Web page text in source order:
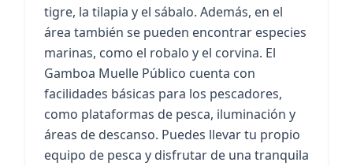
tigre, la tilapia y el sábalo. Además, en el
área también se pueden encontrar especies
marinas, como el robalo y el corvina. El
Gamboa Muelle Público cuenta con
facilidades básicas para los pescadores,
como plataformas de pesca, iluminación y
áreas de descanso. Puedes llevar tu propio
equipo de pesca y disfrutar de una tranquila